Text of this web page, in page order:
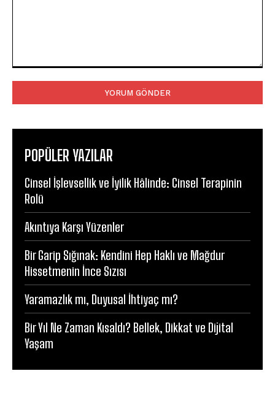
POPÜLER YAZILAR
Cinsel İşlevsellik ve İyilik Hâlinde: Cinsel Terapinin
Rolü
Akıntıya Karşı Yüzenler
Bir Garip Sığınak: Kendini Hep Haklı ve Mağdur
Hissetmenin İnce Sızısı
Yaramazlık mı, Duyusal İhtiyaç mı?
Bir Yıl Ne Zaman Kısaldı? Bellek, Dikkat ve Dijital
Yaşam